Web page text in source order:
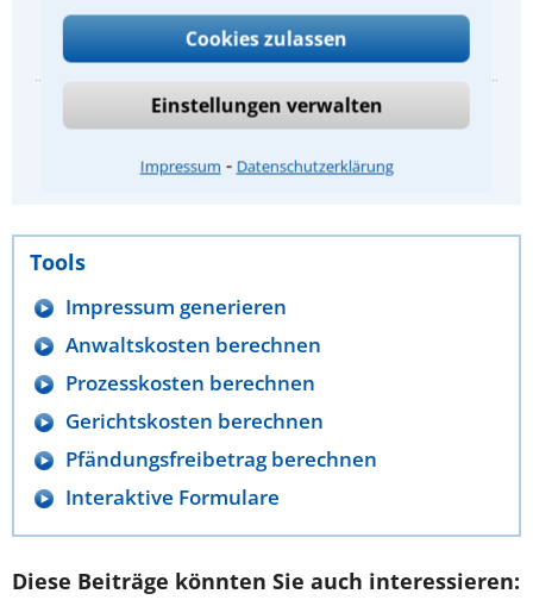
Cookies zulassen
Einstellungen verwalten
Impressum ⁃ Datenschutzerklärung
1 2 3 4 5
Bisher abgegebene Bewertungen:
4,0/5(418Bewertungen)
Tools
Impressum generieren
Anwaltskosten berechnen
Prozesskosten berechnen
Gerichtskosten berechnen
Pfändungsfreibetrag berechnen
Interaktive Formulare
Diese Beiträge könnten Sie auch interessieren: